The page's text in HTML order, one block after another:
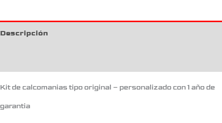
Descripción
Kit de calcomanias tipo original – personalizado con 1 año de
garantia